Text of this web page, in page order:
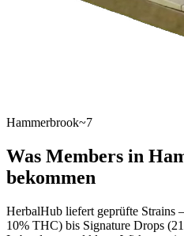
Hammerbrook~7
Was Members in
bekommen
HerbalHub liefert geprüfte Strains
10% THC) bis Signature Drops